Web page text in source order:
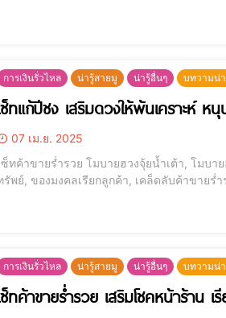
การเงินรั่วไหล น่ารู้สายมู น่ารู้อื่นๆ บทวามน่
ซ็ทแก้ปีชง เสริมดวงให้พ้นเคราะห์ ห
07 เม.ย. 2025
ซ็ทค้าขายร่ำรวย โมบายฮวงจุ้ยน้ำเต้า, โมบา
รัพย์, ของมงคลเรียกลูกค้า, เคล็ดลับค้าขายร่
การเงินรั่วไหล น่ารู้สายมู น่ารู้อื่นๆ บทวามน่
ซ็ทค้าขายร่ำรวย เสริมโชคหน้าร้าน เ